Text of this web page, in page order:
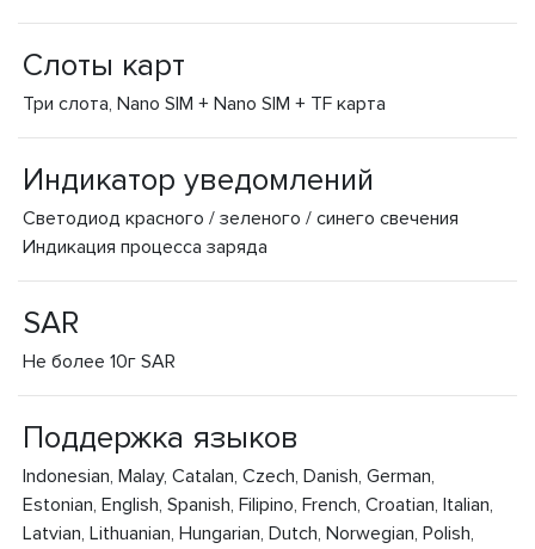
Слоты карт
Три слота, Nano SIM + Nano SIM + TF карта
Индикатор уведомлений
Светодиод красного / зеленого / синего свечения
Индикация процесса заряда
SAR
Не более 10г SAR
Поддержка языков
Indonesian, Malay, Catalan, Czech, Danish, German,
Estonian, English, Spanish, Filipino, French, Croatian, Italian,
Latvian, Lithuanian, Hungarian, Dutch, Norwegian, Polish,